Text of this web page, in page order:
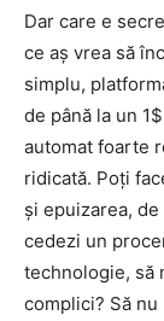
Dar care e
ce aș vrea să
simplu,
de până la un
automat foarte
ridicată. Poți
și epuizarea,
cedezi un
technologie, să
complici? Să